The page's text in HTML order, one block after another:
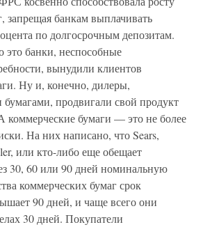
запрещая банкам выплачивать
по долгосрочным депозитам.
это банки, неспособные
вынудили клиентов
Ну и, конечно, дилеры,
продвигали свой продукт
коммерческие бумаги — это не более
На них написано, что Sears,
или кто-либо еще обещает
30, 60 или 90 дней номинальную
коммерческих бумаг срок
90 дней, и чаще всего они
30 дней. Покупатели